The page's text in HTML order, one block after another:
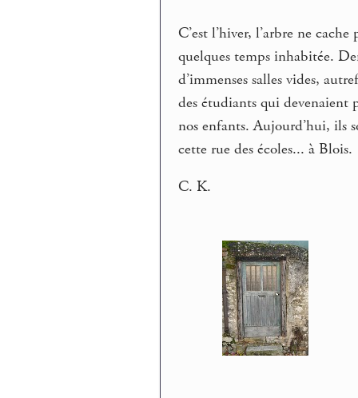
C’est l’hiver, l’arbre ne
quelques temps inhabitée.
d’immenses salles vides,
des étudiants qui devenaient
nos enfants. Aujourd’hui, ils
cette rue des écoles... à Blois.
C. K.